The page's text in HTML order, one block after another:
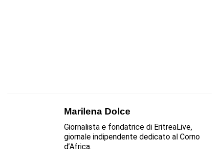
Marilena Dolce
Giornalista e fondatrice di EritreaLive,
giornale indipendente dedicato al Corno
d’Africa.